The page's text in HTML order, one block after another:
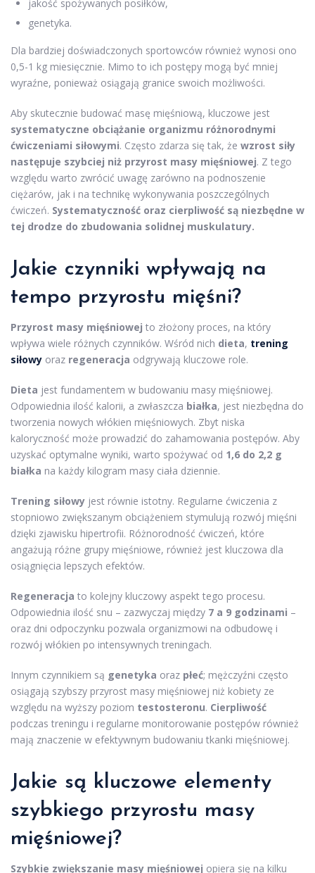
jakość spożywanych posiłków,
genetyka.
Dla bardziej doświadczonych sportowców również wynosi ono
0,5-1 kg miesięcznie. Mimo to ich postępy mogą być mniej
wyraźne, ponieważ osiągają granice swoich możliwości.
Aby skutecznie budować masę mięśniową, kluczowe jest
systematyczne obciążanie organizmu różnorodnymi
ćwiczeniami siłowymi. Często zdarza się tak, że wzrost siły
następuje szybciej niż przyrost masy mięśniowej. Z tego
względu warto zwrócić uwagę zarówno na podnoszenie
ciężarów, jak i na technikę wykonywania poszczególnych
ćwiczeń. Systematyczność oraz cierpliwość są niezbędne w
tej drodze do zbudowania solidnej muskulatury.
Jakie czynniki wpływają na
tempo przyrostu mięśni?
Przyrost masy mięśniowej to złożony proces, na który
wpływa wiele różnych czynników. Wśród nich dieta, trening
siłowy oraz regeneracja odgrywają kluczowe role.
Dieta jest fundamentem w budowaniu masy mięśniowej.
Odpowiednia ilość kalorii, a zwłaszcza białka, jest niezbędna do
tworzenia nowych włókien mięśniowych. Zbyt niska
kaloryczność może prowadzić do zahamowania postępów. Aby
uzyskać optymalne wyniki, warto spożywać od 1,6 do 2,2 g
białka na każdy kilogram masy ciała dziennie.
Trening siłowy jest równie istotny. Regularne ćwiczenia z
stopniowo zwiększanym obciążeniem stymulują rozwój mięśni
dzięki zjawisku hipertrofii. Różnorodność ćwiczeń, które
angażują różne grupy mięśniowe, również jest kluczowa dla
osiągnięcia lepszych efektów.
Regeneracja to kolejny kluczowy aspekt tego procesu.
Odpowiednia ilość snu – zazwyczaj między 7 a 9 godzinami –
oraz dni odpoczynku pozwala organizmowi na odbudowę i
rozwój włókien po intensywnych treningach.
Innym czynnikiem są genetyka oraz płeć; mężczyźni często
osiągają szybszy przyrost masy mięśniowej niż kobiety ze
względu na wyższy poziom testosteronu. Cierpliwość
podczas treningu i regularne monitorowanie postępów również
mają znaczenie w efektywnym budowaniu tkanki mięśniowej.
Jakie są kluczowe elementy
szybkiego przyrostu masy
mięśniowej?
Szybkie zwiększanie masy mięśniowej opiera się na kilku